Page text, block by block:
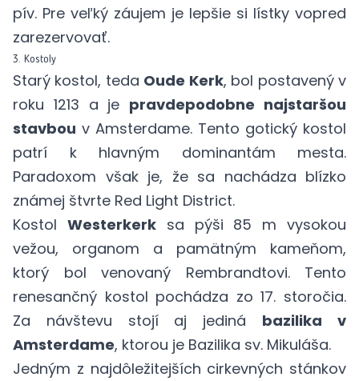
pív. Pre veľký záujem je lepšie si lístky vopred
zarezervovať.
3. Kostoly
Starý kostol, teda Oude Kerk, bol postavený v
roku 1213 a je pravdepodobne najstaršou
stavbou v Amsterdame. Tento gotický kostol
patrí k hlavným dominantám mesta.
Paradoxom však je, že sa nachádza blízko
známej štvrte Red Light District.
Kostol Westerkerksa pýši 85 m vysokou
vežou, organom a pamätným kameňom,
ktorý bol venovaný Rembrandtovi. Tento
renesančný kostol pochádza zo 17. storočia.
Za návštevu stojí aj jediná bazilika v
Amsterdame, ktorou je Bazilika sv. Mikuláša.
Jedným z najdôležitejších cirkevných stánkov